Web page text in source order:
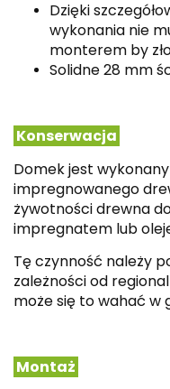
Dzięki
wykonania nie
monterem by
Solidne 28 mm
Konserwacja
Domek jest
impregnowanego
żywotności drewna
impregnatem lub
Tę czynność należy
zależności od
może się to wahać w
Montaż